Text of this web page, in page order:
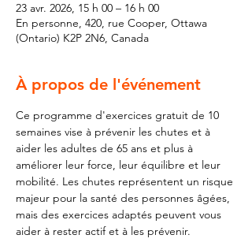
23 avr. 2026, 15 h 00 – 16 h 00
En personne, 420, rue Cooper, Ottawa
(Ontario) K2P 2N6, Canada
À propos de l'événement
Ce programme d'exercices gratuit de 10
semaines vise à prévenir les chutes et à
aider les adultes de 65 ans et plus à
améliorer leur force, leur équilibre et leur
mobilité. Les chutes représentent un risque
majeur pour la santé des personnes âgées,
mais des exercices adaptés peuvent vous
aider à rester actif et à les prévenir.